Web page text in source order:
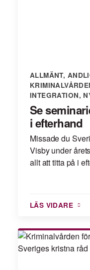
ALLMÄNT,
INTEGRATION,
Se
i efterhand
Missade du
Visby under
allt att titta på i
LÄS VIDARE